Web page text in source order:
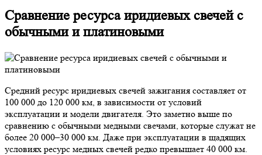
Сравнение ресурса иридиевых свечей с
обычными и платиновыми
Средний ресурс иридиевых свечей зажигания составляет от
100 000 до 120 000 км, в зависимости от условий
эксплуатации и модели двигателя. Это заметно выше по
сравнению с обычными медными свечами, которые служат не
более 20 000–30 000 км. Даже при эксплуатации в щадящих
условиях ресурс медных свечей редко превышает 40 000 км.